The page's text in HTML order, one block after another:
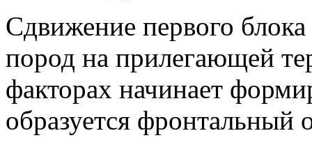
Сдвижение первого
пород на прилегающей
факторах начинает
образуется фронтальный